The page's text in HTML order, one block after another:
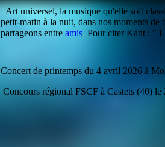
Art universel, la musique qu'elle soit
petit-matin à la nuit, dans nos moments de
partageons entre amis. Pour citer Kant : "
Concert de printemps du 4 avril 2026 à
Concours régional FSCF à Castets (40)